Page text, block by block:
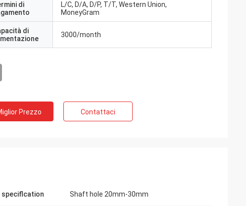
di
L/C, D/A, D/P, T/T, Western Union,
MoneyGram
di
3000/month
Prezzo Contattaci
speciflcation Shaft hole 20mm-30mm